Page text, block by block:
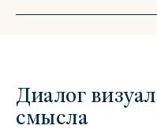
Диалог
смысла